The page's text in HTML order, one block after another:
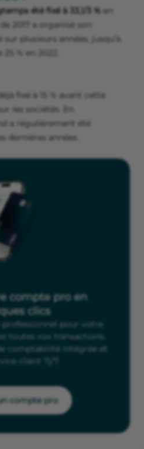
été fixé à 33,1/3 % en
2017 a organisé son
plusieurs années, jusqu’à
% en 2022.
fixé à 15 % avant cette
les sociétés. En
a régulièrement été
dernières années.
compte pro en
clics
professionnel pour votre
toutes vos transactions.
comptabilité intégrée et
client 7j/7
compte pro